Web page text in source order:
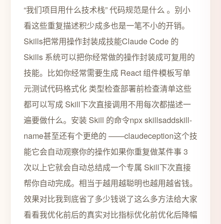
“我们项目用什么技术栈” 代码规范是什么 。别小
看这些重复描述积少成多也是一笔不小的开销。
Skills把常用操作封装成技能Claude Code 的
Skills 系统可以把你经常做的操作封装成可复用的
技能。比如你经常需要生成 React 组件模板写单
元测试代码格式化 类型检查部署前检查清单这些
都可以写成 Skill下次直接调用不用每次都描述一
遍要做什么。安装 Skill 的命令npx skillsaddskill-
name甚至还有个更绝的 ——claudeception这个技
能它会自动观察你的操作如果你重复做某件事 3
次以上它就会自动总结成一个专属 Skill下次直接
帮你自动完成。相当于越用越聪明也越用越省钱。
效果对比我到底省了多少钱说了这么多方法给大家
看看我优化前后的真实对比指标优化前优化后降幅